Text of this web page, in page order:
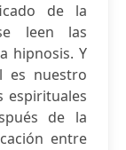
de la
leen las
hipnosis. Y
es nuestro
espirituales
de la
entre